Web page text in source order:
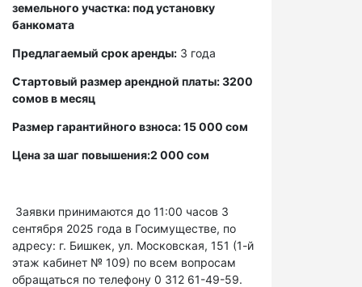
земельного участка: под установку
банкомата
Предлагаемый срок аренды: 3 года
Стартовый размер арендной платы: 3200
сомов в месяц
Размер гарантийного взноса: 15 000 сом
Цена за шаг повышения:2 000 сом
Заявки принимаются до 11:00 часов 3
сентября 2025 года в Госимуществе, по
адресу: г. Бишкек, ул. Московская, 151 (1-й
этаж кабинет № 109) по всем вопросам
обращаться по телефону 0 312 61-49-59.